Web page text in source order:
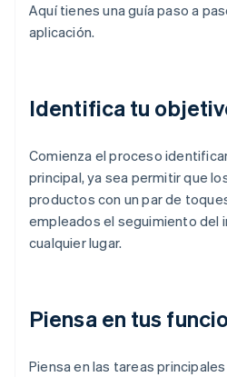
Aquí tienes una guía paso a
aplicación.
Identifica tu
Comienza el proceso
principal, ya sea permitir que
productos con un par de
empleados el seguimiento del
cualquier lugar.
Piensa en tus
Piensa en las tareas